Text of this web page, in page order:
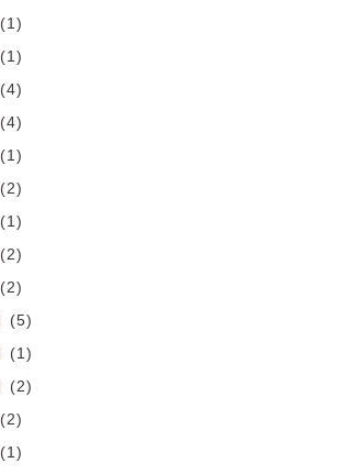
(1)
(1)
(4)
(4)
(1)
(2)
(1)
(2)
(2)
(5)
(1)
(2)
(2)
(1)